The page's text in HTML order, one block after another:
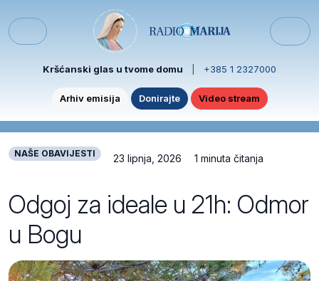
Menu
Kršćanski glas u tvome domu +385 1 2327000
Arhiv emisija Donirajte Video stream
NAŠE OBAVIJESTI 23 lipnja, 2026 1 minuta čitanja
Odgoj za ideale u 21h: Odmor
u Bogu